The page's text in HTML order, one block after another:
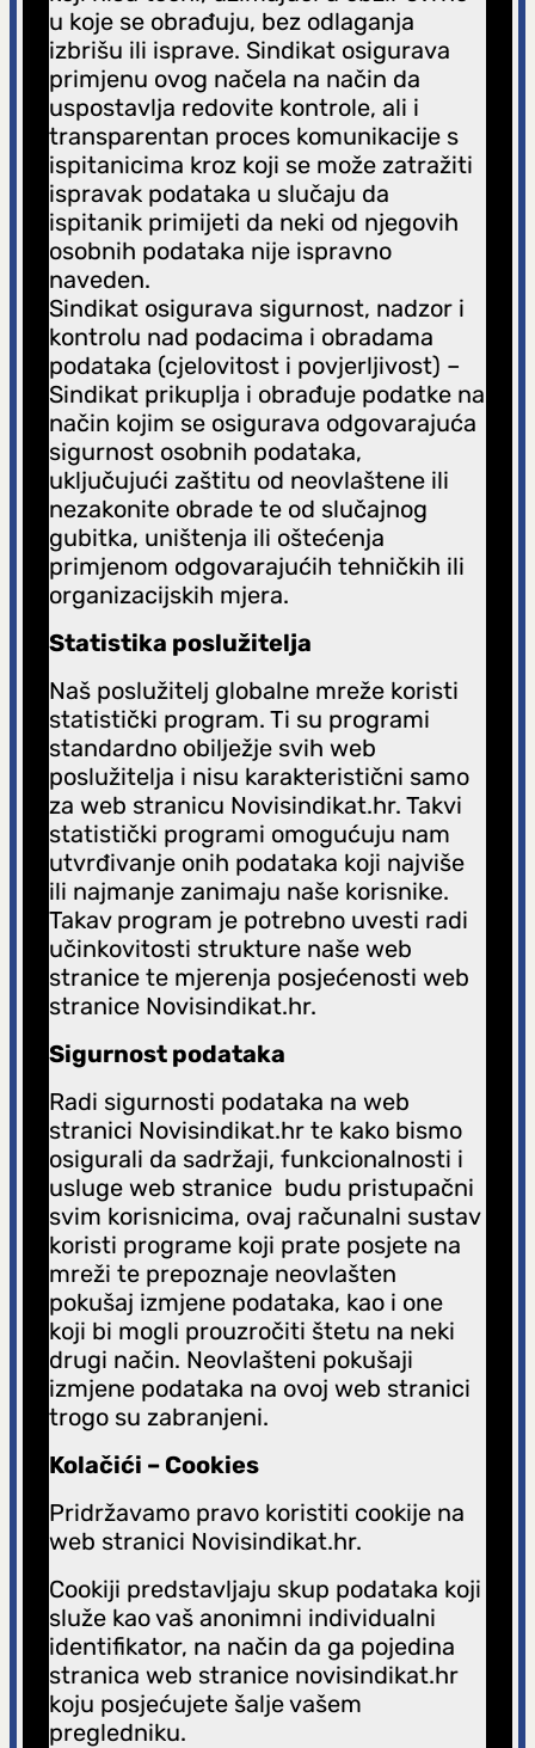
u koje se obrađuju, bez odlaganja
izbrišu ili isprave. Sindikat osigurava
primjenu ovog načela na način da
uspostavlja redovite kontrole, ali i
transparentan proces komunikacije s
ispitanicima kroz koji se može zatražiti
ispravak podataka u slučaju da
ispitanik primijeti da neki od njegovih
osobnih podataka nije ispravno
naveden.
Sindikat osigurava sigurnost, nadzor i
kontrolu nad podacima i obradama
podataka (cjelovitost i povjerljivost) –
Sindikat prikuplja i obrađuje podatke na
način kojim se osigurava odgovarajuća
sigurnost osobnih podataka,
uključujući zaštitu od neovlaštene ili
nezakonite obrade te od slučajnog
gubitka, uništenja ili oštećenja
primjenom odgovarajućih tehničkih ili
organizacijskih mjera.
Statistika poslužitelja
Naš poslužitelj globalne mreže koristi
statistički program. Ti su programi
standardno obilježje svih web
poslužitelja i nisu karakteristični samo
za web stranicu Novisindikat.hr. Takvi
statistički programi omogućuju nam
utvrđivanje onih podataka koji najviše
ili najmanje zanimaju naše korisnike.
Takav program je potrebno uvesti radi
učinkovitosti strukture naše web
stranice te mjerenja posjećenosti web
stranice Novisindikat.hr.
Sigurnost podataka
Radi sigurnosti podataka na web
stranici Novisindikat.hr te kako bismo
osigurali da sadržaji, funkcionalnosti i
usluge web stranice budu pristupačni
svim korisnicima, ovaj računalni sustav
koristi programe koji prate posjete na
mreži te prepoznaje neovlašten
pokušaj izmjene podataka, kao i one
koji bi mogli prouzročiti štetu na neki
drugi način. Neovlašteni pokušaji
izmjene podataka na ovoj web stranici
trogo su zabranjeni.
Kolačići – Cookies
Pridržavamo pravo koristiti cookije na
web stranici Novisindikat.hr.
Cookiji predstavljaju skup podataka koji
služe kao vaš anonimni individualni
identifikator, na način da ga pojedina
stranica web stranice novisindikat.hr
koju posjećujete šalje vašem
pregledniku.